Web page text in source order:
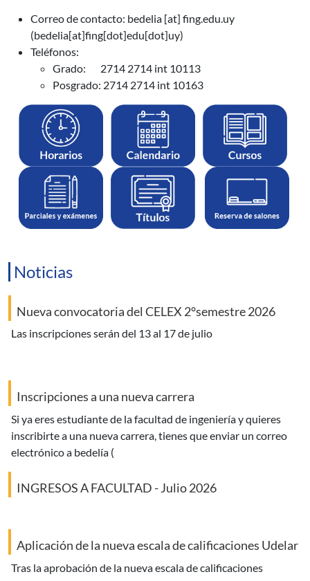
Correo de contacto: bedelia [at] fing.edu.uy
(bedelia[at]fing[dot]edu[dot]uy)
Teléfonos:
Grado: 2714 2714 int 10113
Posgrado: 2714 2714 int 10163
Noticias
Nueva convocatoria del CELEX 2°semestre 2026
las inscripciones serán del 13 al 17 de julio
Inscripciones a una nueva carrera
si ya eres estudiante de la facultad de ingeniería y quieres
inscribirte a una nueva carrera, tienes que enviar un correo
electrónico a bedelía (
INGRESOS A FACULTAD - Julio 2026
Aplicación de la nueva escala de calificaciones Udelar
tras la aprobación de la nueva escala de calificaciones